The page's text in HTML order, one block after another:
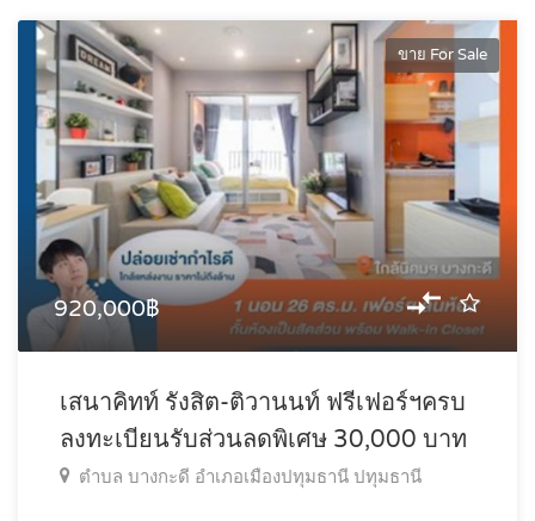
ขาย For Sale
920,000฿
เสนาคิทท์ รังสิต-ติวานนท์ ฟรีเฟอร์ฯครบ
ลงทะเบียนรับส่วนลดพิเศษ 30,000 บาท
ตำบล บางกะดี อำเภอเมืองปทุมธานี ปทุมธานี